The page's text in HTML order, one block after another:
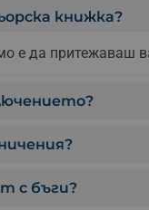
книжка?
е да притежаваш
с бъги?